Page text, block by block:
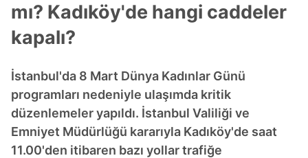
mı? Kadıköy'de hangi caddeler
kapalı?
İstanbul'da 8 Mart Dünya Kadınlar Günü
programları nedeniyle ulaşımda kritik
düzenlemeler yapıldı. İstanbul Valiliği ve
Emniyet Müdürlüğü kararıyla Kadıköy'de saat
11.00'den itibaren bazı yollar trafiğe